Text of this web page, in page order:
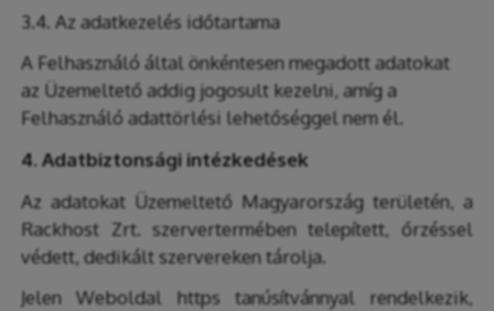
3.4. Az adatkezelés időtartama
A Felhasználó által önkéntesen megadott adatokat
az Üzemeltető addig jogosult kezelni, amíg a
Felhasználó adattörlési lehetőséggel nem él.
4. Adatbiztonsági intézkedések
Az adatokat Üzemeltető Magyarország területén, a
Rackhost Zrt. szervertermében telepített, őrzéssel
védett, dedikált szervereken tárolja.
Jelen Weboldal https tanúsítvánnyal rendelkezik,